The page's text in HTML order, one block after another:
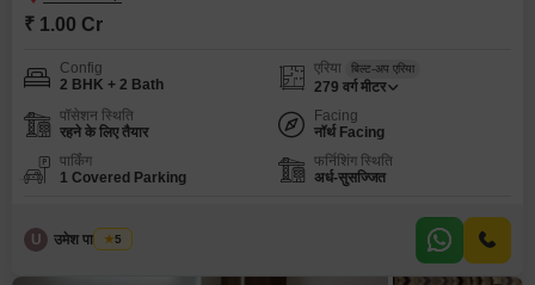
₹ 1.00 Cr
Config
2 BHK + 2 Bath
एरिया बिल्ट-अप एरिया
279 वर्ग मीटर
पॉसेशन स्थिति
रहने के लिए तैयार
Facing
नॉर्थ Facing
पार्किंग
1 Covered Parking
फर्निशिंग स्थिति
अर्ध-सुसज्जित
U उमेश पाल यादव
5